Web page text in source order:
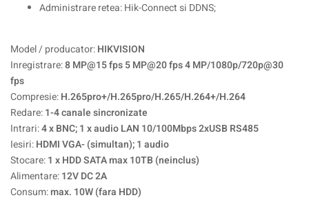
Administrare retea: Hik-Connect si DDNS;
Model / producator:HIKVISION
Inregistrare:8 MP@15 fps 5 MP@20 fps 4 MP/1080p/720p@30
fps
Compresie:H.265pro+/H.265pro/H.265/H.264+/H.264
Redare:1-4 canale sincronizate
Intrari:4 x BNC; 1 x audio LAN 10/100Mbps 2xUSB RS485
Iesiri:HDMI VGA- (simultan); 1 audio
Stocare:1 x HDD SATA max 10TB (neinclus)
Alimentare:12V DC 2A
Consum:max. 10W (fara HDD)